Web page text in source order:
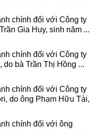
chính đối với Công ty
Gia Huy, sinh năm ...
chính đối với Công ty
bà Trần Thị Hồng ...
chính đối với Công ty
do ông Phạm Hữu Tài,
chính đối với ông